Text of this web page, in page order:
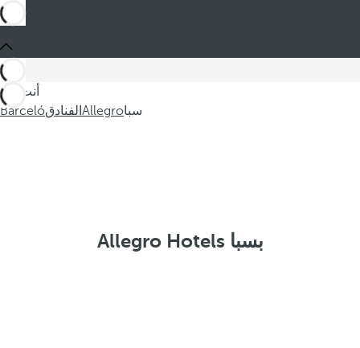
أنت في
Barcelóالفنادق Allegroسبا
Allegro Hotels بسبا